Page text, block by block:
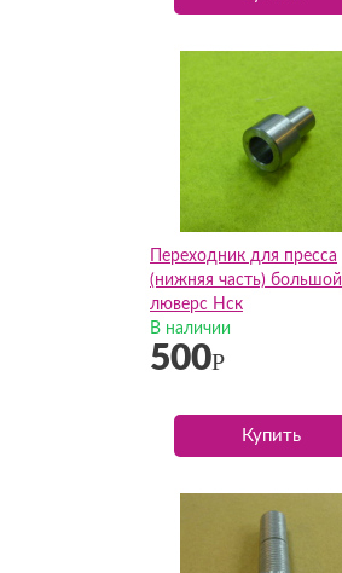
Переходник для пресса
(нижняя часть) большой
люверс Нск
В наличии
500Р
Купить